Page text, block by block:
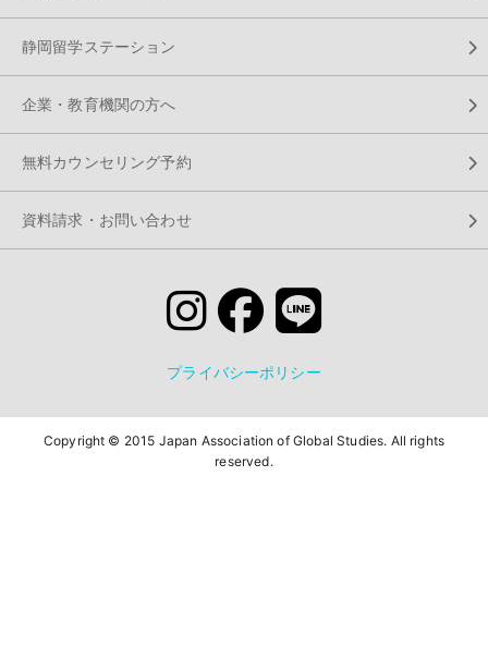
静岡留学ステーション
企業・教育機関の方へ
無料カウンセリング予約
資料請求・お問い合わせ
プライバシーポリシー
Copyright © 2015 Japan Association of Global Studies. All rights
reserved.